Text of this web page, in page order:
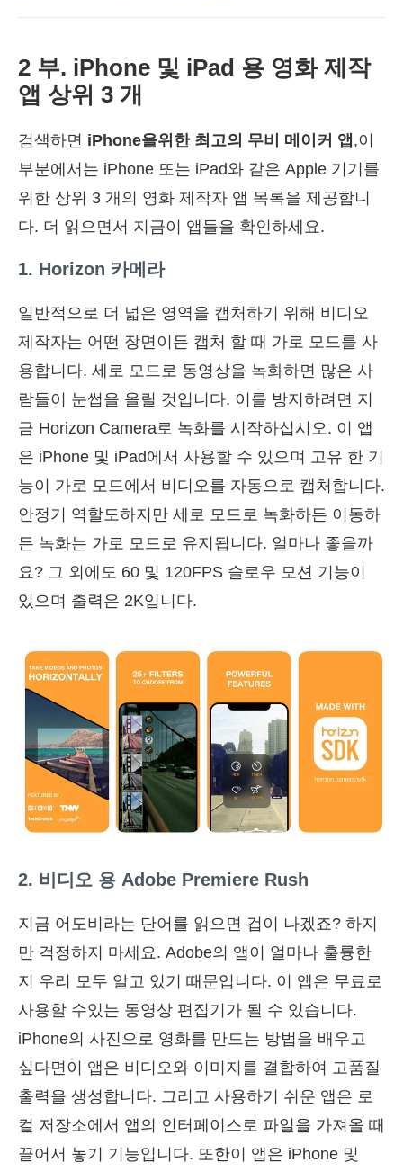
2 부. iPhone 및 iPad 용 영화 제작
앱 상위 3 개
검색하면 iPhone을위한 최고의 무비 메이커 앱 ,이
부분에서는 iPhone 또는 iPad와 같은 Apple 기기를
위한 상위 3 개의 영화 제작자 앱 목록을 제공합니
다. 더 읽으면서 지금이 앱들을 확인하세요.
1. Horizon 카메라
일반적으로 더 넓은 영역을 캡처하기 위해 비디오
제작자는 어떤 장면이든 캡처 할 때 가로 모드를 사
용합니다. 세로 모드로 동영상을 녹화하면 많은 사
람들이 눈썹을 올릴 것입니다. 이를 방지하려면 지
금 Horizon Camera로 녹화를 시작하십시오. 이 앱
은 iPhone 및 iPad에서 사용할 수 있으며 고유 한 기
능이 가로 모드에서 비디오를 자동으로 캡처합니다.
안정기 역할도하지만 세로 모드로 녹화하든 이동하
든 녹화는 가로 모드로 유지됩니다. 얼마나 좋을까
요? 그 외에도 60 및 120FPS 슬로우 모션 기능이
있으며 출력은 2K입니다.
2. 비디오 용 Adobe Premiere Rush
지금 어도비라는 단어를 읽으면 겁이 나겠죠? 하지
만 걱정하지 마세요. Adobe의 앱이 얼마나 훌륭한
지 우리 모두 알고 있기 때문입니다. 이 앱은 무료로
사용할 수있는 동영상 편집기가 될 수 있습니다.
iPhone의 사진으로 영화를 만드는 방법을 배우고
싶다면이 앱은 비디오와 이미지를 결합하여 고품질
출력을 생성합니다. 그리고 사용하기 쉬운 앱은 로
컬 저장소에서 앱의 인터페이스로 파일을 가져올 때
끌어서 놓기 기능입니다. 또한이 앱은 iPhone 및